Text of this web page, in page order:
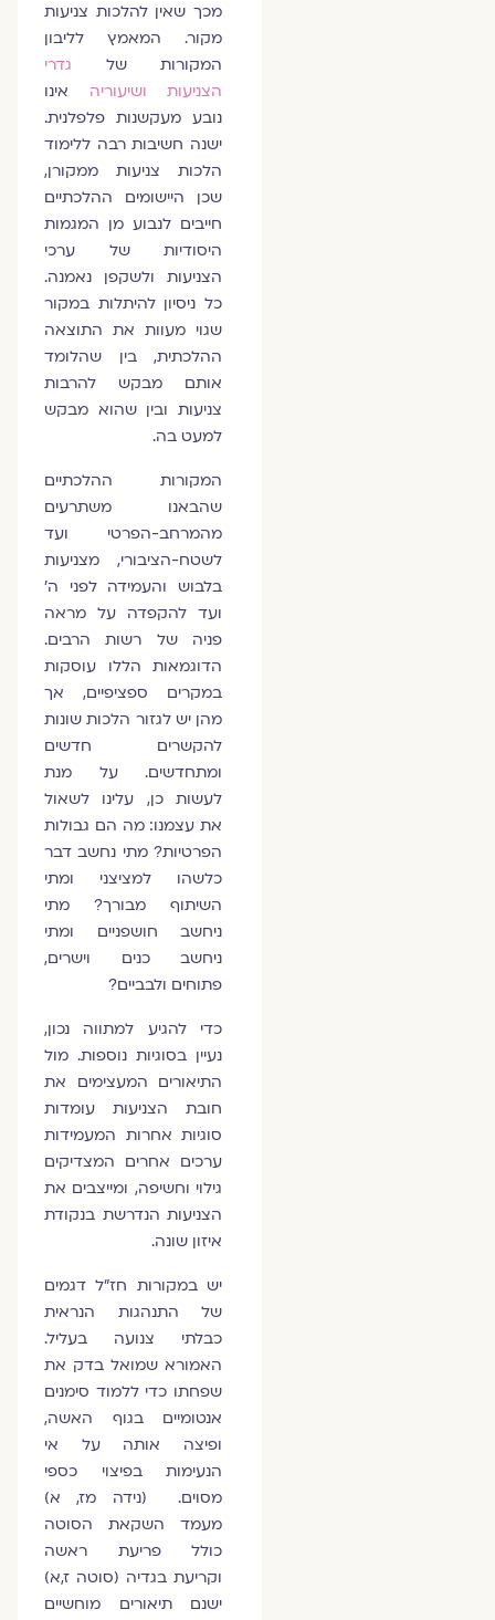
מכך שאין להלכות צניעות
מקור. המאמץ לליבון
המקורות של
גדרי
הצניעות ושיעוריהאינו
נובע מעקשנות פלפלנית.
ישנה חשיבות רבה ללימוד
הלכות צניעות ממקורן,
שכן היישומים ההלכתיים
חייבים לנבוע מן המגמות
היסודיות של ערכי
הצניעות ולשקפן נאמנה.
כל ניסיון להיתלות במקור
שגוי מעוות את התוצאה
ההלכתית, בין שהלומד
אותם מבקש להרבות
צניעות ובין שהוא מבקש
למעט בה.
המקורות ההלכתיים
שהבאנו משתרעים
מהמרחב-הפרטי ועד
לשטח-הציבורי, מצניעות
בלבוש והעמידה לפני ה'
ועד להקפדה על מראה
פניה של רשות הרבים.
הדוגמאות הללו עוסקות
במקרים ספציפיים, אך
מהן יש לגזור הלכות שונות
להקשרים חדשים
ומתחדשים. על מנת
לעשות כן, עלינו לשאול
את עצמנו: מה הם גבולות
הפרטיות? מתי נחשב דבר
כלשהו למציצני ומתי
השיתוף מבורך? מתי
ניחשב חושפניים ומתי
ניחשב כנים וישרים,
פתוחים ולבביים?
כדי להגיע למתווה נכון,
נעיין בסוגיות נוספות. מול
התיאורים המעצימים את
חובת הצניעות עומדות
סוגיות אחרות המעמידות
ערכים אחרים המצדיקים
גילוי וחשיפה, ומייצבים את
הצניעות הנדרשת בנקודת
איזון שונה.
יש במקורות חז"ל דגמים
של התנהגות הנראית
כבלתי צנועה בעליל.
האמורא שמואל בדק את
שפחתו כדי ללמוד סימנים
אנטומיים בגוף האשה,
ופיצה אותה על אי
הנעימות בפיצוי כספי
מסוים. (נידה מז, א)
מעמד השקאת הסוטה
כולל פריעת ראשה
וקריעת בגדיה (סוטה ז,א)
ישנם תיאורים מוחשיים